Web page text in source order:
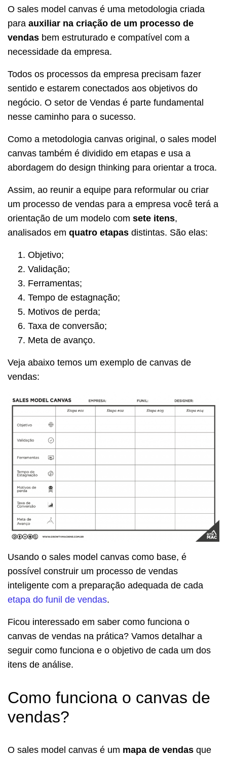
O sales model canvas é uma metodologia criada
para auxiliar na criação de um processo de
vendas bem estruturado e compatível com a
necessidade da empresa.
Todos os processos da empresa precisam fazer
sentido e estarem conectados aos objetivos do
negócio. O setor de Vendas é parte fundamental
nesse caminho para o sucesso.
Como a metodologia canvas original, o sales model
canvas também é dividido em etapas e usa a
abordagem do design thinking para orientar a troca.
Assim, ao reunir a equipe para reformular ou criar
um processo de vendas para a empresa você terá a
orientação de um modelo com sete itens,
analisados em quatro etapas distintas. São elas:
Objetivo;
Validação;
Ferramentas;
Tempo de estagnação;
Motivos de perda;
Taxa de conversão;
Meta de avanço.
Veja abaixo temos um exemplo de canvas de
vendas:
Usando o sales model canvas como base, é
possível construir um processo de vendas
inteligente com a preparação adequada de cada
etapa do funil de vendas.
Ficou interessado em saber como funciona o
canvas de vendas na prática? Vamos detalhar a
seguir como funciona e o objetivo de cada um dos
itens de análise.
Como funciona o canvas de
vendas?
O sales model canvas é um mapa de vendas que